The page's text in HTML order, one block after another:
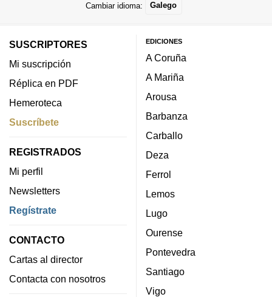
Cambiar idioma: Galego
SUSCRIPTORES
Mi suscripción
Réplica en PDF
Hemeroteca
Suscríbete
REGISTRADOS
Mi perfil
Newsletters
Regístrate
CONTACTO
Cartas al director
Contacta con nosotros
EDICIONES
A Coruña
A Mariña
Arousa
Barbanza
Carballo
Deza
Ferrol
Lemos
Lugo
Ourense
Pontevedra
Santiago
Vigo